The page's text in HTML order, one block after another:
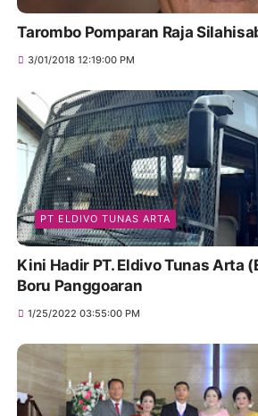
Tarombo Pomparan Raja
3/01/2018 12:19:00 PM
PT ELDIVO TUNAS ARTA
Kini Hadir PT. Eldivo Tunas Arta
Boru Panggoaran
1/25/2022 03:55:00 PM